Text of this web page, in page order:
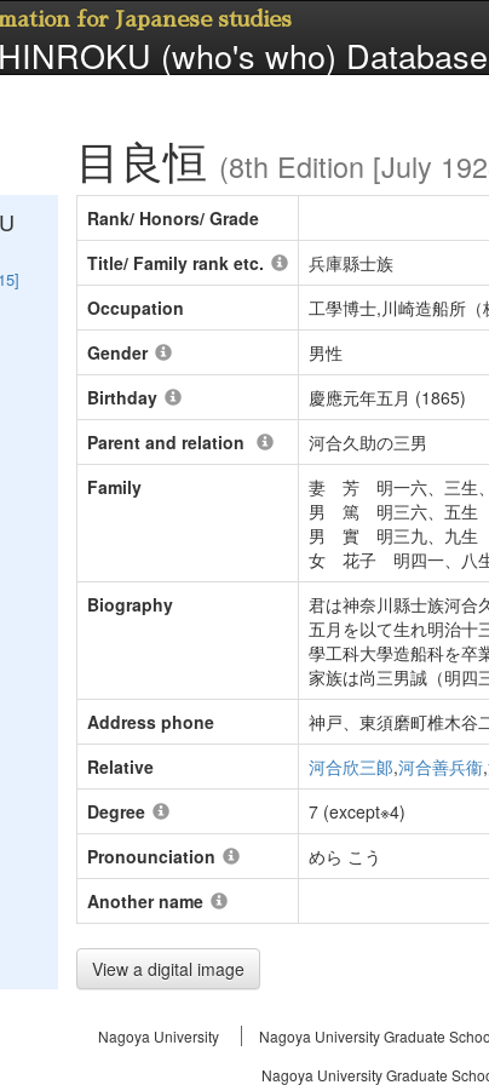
for Japanese studies
(who's who) Database
目良恒 (8th Edition [July
Rank/ Honors/ Grade
Title/ Family rank etc.
兵庫縣士族
Occupation
工學博士,川崎造船所（
Gender
男性
Birthday
慶應元年五月 (1865)
Parent and relation
河合久助の三男
Family
妻 芳 明一六、三生
男 篤 明三六、五生
男 實 明三九、九生
女 花子 明四一、八
Biography
君は神奈川縣士族河合
五月を以て生れ明治十
學工科大學造船科を卒
家族は尚三男誠（明四
Address phone
神戸、東須磨町椎木
Relative
河合欣三郞,河合善兵衞,
Degree
7 (except※4)
Pronounciation
めら こう
Another name
View a digital image
Nagoya University Nagoya University Graduate
Nagoya University Graduate